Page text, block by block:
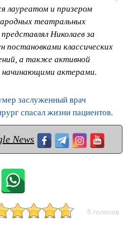
лауреатом и призером
театральных
Николаев за
постановками классических
а также активной
актерами.
заслуженный врач
спасал жизни пациентов.
News
5 голосов